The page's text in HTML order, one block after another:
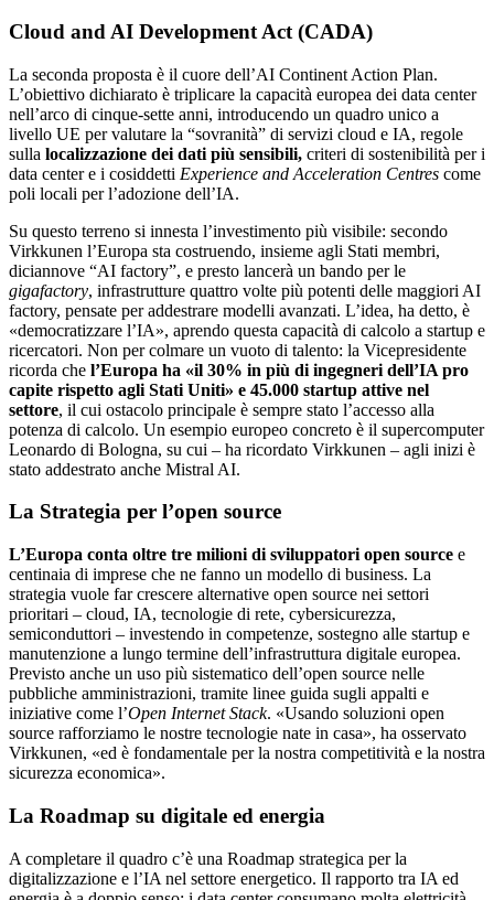
Cloud and AI Development Act (CADA)
La seconda proposta è il cuore dell’AI Continent Action Plan.
L’obiettivo dichiarato è triplicare la capacità europea dei data center
nell’arco di cinque-sette anni, introducendo un quadro unico a
livello UE per valutare la “sovranità” di servizi cloud e IA, regole
sulla localizzazione dei dati più sensibili, criteri di sostenibilità per i
data center e i cosiddetti Experience and Acceleration Centres come
poli locali per l’adozione dell’IA.
Su questo terreno si innesta l’investimento più visibile: secondo
Virkkunen l’Europa sta costruendo, insieme agli Stati membri,
diciannove “AI factory”, e presto lancerà un bando per le
gigafactory, infrastrutture quattro volte più potenti delle maggiori AI
factory, pensate per addestrare modelli avanzati. L’idea, ha detto, è
«democratizzare l’IA», aprendo questa capacità di calcolo a startup e
ricercatori. Non per colmare un vuoto di talento: la Vicepresidente
ricorda che l’Europa ha «il 30% in più di ingegneri dell’IA pro
capite rispetto agli Stati Uniti» e 45.000 startup attive nel
settore, il cui ostacolo principale è sempre stato l’accesso alla
potenza di calcolo. Un esempio europeo concreto è il supercomputer
Leonardo di Bologna, su cui – ha ricordato Virkkunen – agli inizi è
stato addestrato anche Mistral AI.
La Strategia per l’open source
L’Europa conta oltre tre milioni di sviluppatori open source e
centinaia di imprese che ne fanno un modello di business. La
strategia vuole far crescere alternative open source nei settori
prioritari – cloud, IA, tecnologie di rete, cybersicurezza,
semiconduttori – investendo in competenze, sostegno alle startup e
manutenzione a lungo termine dell’infrastruttura digitale europea.
Previsto anche un uso più sistematico dell’open source nelle
pubbliche amministrazioni, tramite linee guida sugli appalti e
iniziative come l’Open Internet Stack. «Usando soluzioni open
source rafforziamo le nostre tecnologie nate in casa», ha osservato
Virkkunen, «ed è fondamentale per la nostra competitività e la nostra
sicurezza economica».
La Roadmap su digitale ed energia
A completare il quadro c’è una Roadmap strategica per la
digitalizzazione e l’IA nel settore energetico. Il rapporto tra IA ed